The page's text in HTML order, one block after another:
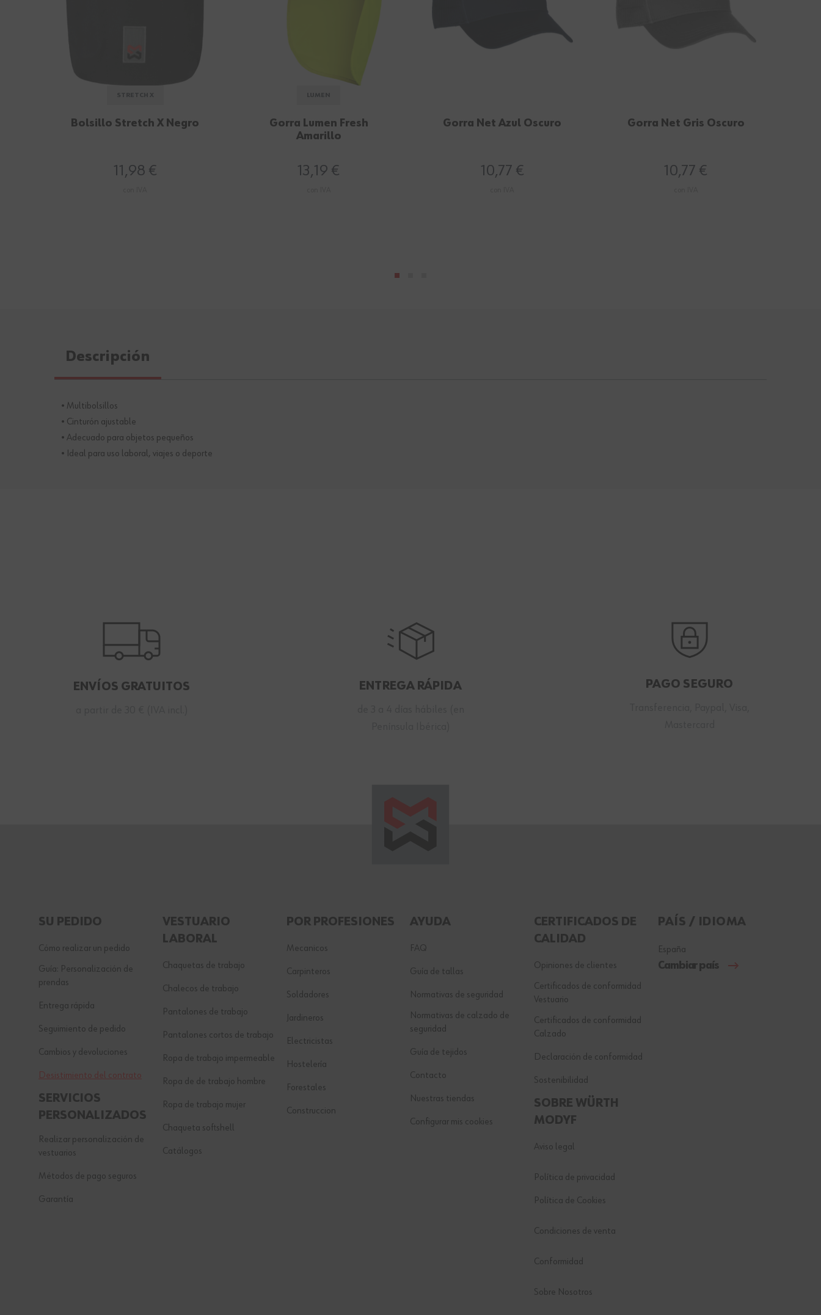
Bolsillo Stretch X Negro
11,98 €
Gorra Lumen Fresh
Amarillo
13,19 €
Gorra Net Azul Oscuro
10,77 €
Gorra Net Gris Oscuro
10,77 €
Descripción
• Multibolsillos
• Cinturón ajustable
• Adecuado para objetos pequeños
• Ideal para uso laboral, viajes o deporte
ENVÍOS GRATUITOS ENTREGA RÁPIDA PAGO SEGURO
SU PEDIDO
Cómo realizar un pedido
Guía: Personalización de
prendas
Entrega rápida
Seguimiento de pedido
Cambios y devoluciones
Desistimiento del contrato
SERVICIOS
PERSONALIZADOS
Realizar personalización de
vestuarios
Métodos de pago seguros
Garantía
VESTUARIO
LABORAL
Chaquetas de trabajo
Chalecos de trabajo
Pantalones de trabajo
Pantalones cortos de trabajo
Ropa de trabajo impermeable
Ropa de de trabajo hombre
Ropa de trabajo mujer
Chaqueta softshell
Catálogos
POR PROFESIONES
Mecanicos
Carpinteros
Soldadores
Jardineros
Electricistas
Hostelería
Forestales
Construccion
AYUDA
FAQ
Guía de tallas
Normativas de seguridad
Normativas de calzado de
seguridad
Guía de tejidos
Contacto
Nuestras tiendas
Configurar mis cookies
CERTIFICADOS DE
CALIDAD
Opiniones de clientes
Certificados de conformidad
Vestuario
Certificados de conformidad
Calzado
Declaración de conformidad
Sostenibilidad
SOBRE WÜRTH
MODYF
Aviso legal
Política de privacidad
Política de Cookies
Condiciones de venta
Conformidad
Sobre Nosotros
PAÍS / IDIOMA
España
Cambiar país